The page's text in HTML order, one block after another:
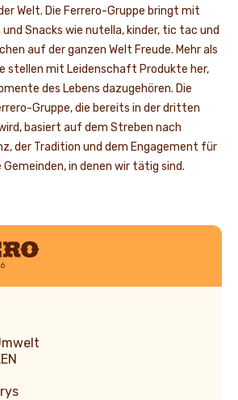
Welt. Die Ferrero-Gruppe bringt mit
Snacks wie nutella, kinder, tic tac und
auf der ganzen Welt Freude. Mehr als
stellen mit Leidenschaft Produkte her,
des Lebens dazugehören. Die
Gruppe, die bereits in der dritten
basiert auf dem Streben nach
der Tradition und dem Engagement für
in denen wir tätig sind.